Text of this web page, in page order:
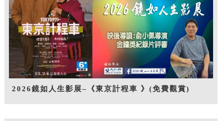
2026鏡如人生影展–《東京計程車 》(免費觀賞)